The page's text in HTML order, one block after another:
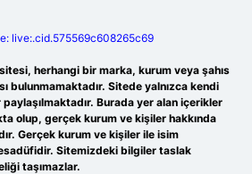
live:.cid.575569c608265c69
herhangi bir marka, kurum veya şahıs
bulunmamaktadır. Sitede yalnızca kendi
paylaşılmaktadır. Burada yer alan içerikler
olup, gerçek kurum ve kişiler hakkında
Gerçek kurum ve kişiler ile isim
Sitemizdeki bilgiler taslak
taşımazlar.